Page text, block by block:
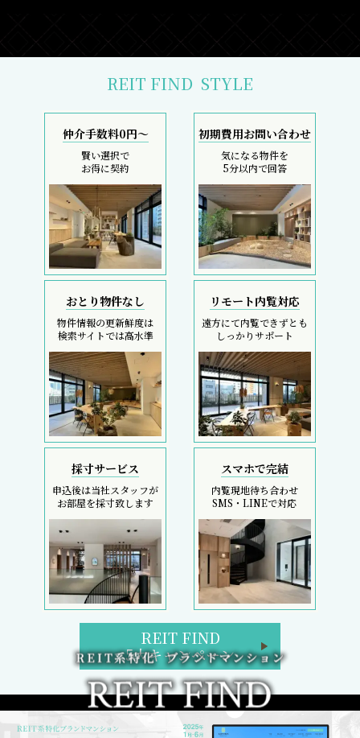
REIT FIND STYLE
仲介手数料0円～
賢い選択で
お得に契約
初期費用お問い合わせ
気になる物件を
5分以内で回答
おとり物件なし
物件情報の更新鮮度は
検索サイトでは高水準
リモート内覧対応
遠方にて内覧できずとも
しっかりサポート
採寸サービス
申込後は当社スタッフが
お部屋を採寸致します
スマホで完結
内覧現地待ち合わせ
SMS・LINEで対応
REIT FIND
5大キャンペーン